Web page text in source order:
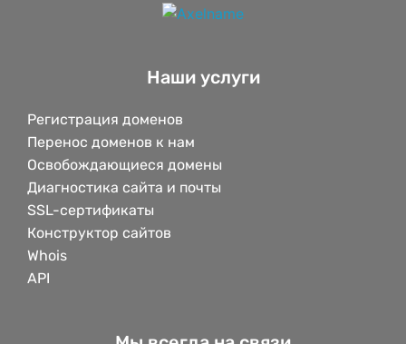
Наши услуги
Регистрация доменов
Перенос доменов к нам
Освобождающиеся домены
Диагностика сайта и почты
SSL-сертификаты
Конструктор сайтов
Whois
API